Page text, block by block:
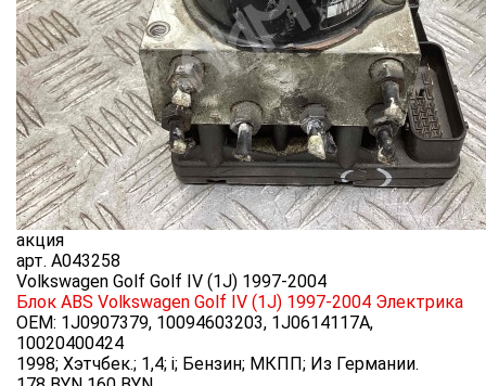
акция
арт. A043258
Volkswagen Golf Golf IV (1J) 1997-2004
Блок ABS Volkswagen Golf IV (1J) 1997-2004 Электрика
OEM: 1J0907379, 10094603203, 1J0614117A,
10020400424
1998; Хэтчбек.; 1,4; i; Бензин; МКПП; Из Германии.